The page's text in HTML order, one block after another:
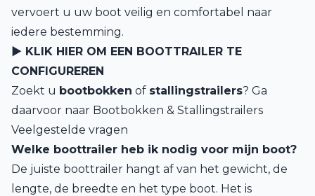
vervoert u uw boot veilig en comfortabel naar
iedere bestemming.
► KLIK HIER OM EEN BOOTTRAILER TE
CONFIGUREREN
Zoekt u bootbokken of stallingstrailers? Ga
daarvoor naar Bootbokken & Stallingstrailers
Veelgestelde vragen
Welke boottrailer heb ik nodig voor mijn boot?
De juiste boottrailer hangt af van het gewicht, de
lengte, de breedte en het type boot. Het is